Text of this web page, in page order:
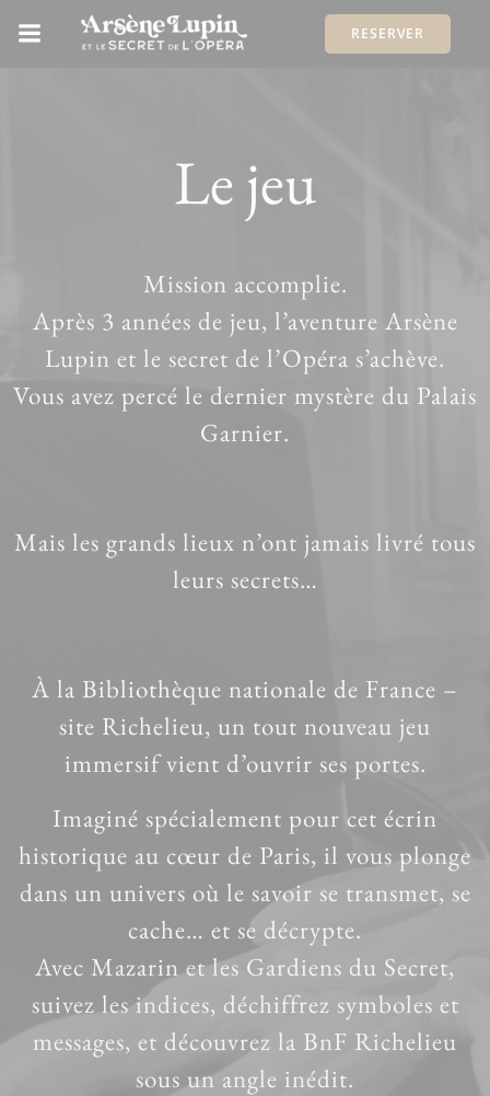
au
RESERVER
Le jeu
Mission accomplie.
Après 3 années de jeu, l’aventure Arsène
Lupin et le secret de l’Opéra s’achève.
Vous avez percé le dernier mystère du Palais
Garnier.
Mais les grands lieux n’ont jamais livré tous
leurs secrets…
À la Bibliothèque nationale de France –
site Richelieu, un tout nouveau jeu
immersif vient d’ouvrir ses portes.
Imaginé spécialement pour cet écrin
historique au cœur de Paris, il vous plonge
dans un univers où le savoir se transmet, se
cache… et se décrypte.
Avec Mazarin et les Gardiens du Secret,
suivez les indices, déchiffrez symboles et
messages, et découvrez la BnF Richelieu
sous un angle inédit.